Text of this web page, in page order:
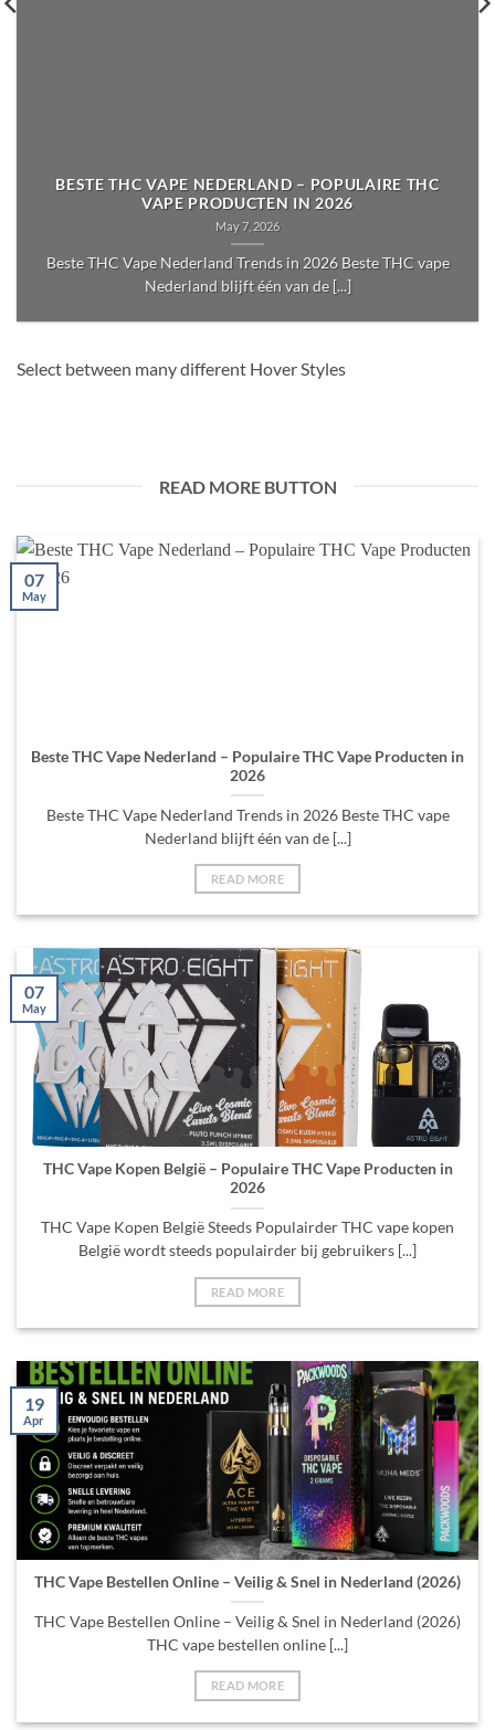
BESTE THC VAPE NEDERLAND – POPULAIRE THC
VAPE PRODUCTEN IN 2026
May 7, 2026
Beste THC Vape Nederland Trends in 2026 Beste THC vape
Nederland blijft één van de [...]
Select between many different Hover Styles
READ MORE BUTTON
Beste THC Vape Nederland – Populaire THC Vape Producten in
2026
Beste THC Vape Nederland Trends in 2026 Beste THC vape
Nederland blijft één van de [...]
READ MORE
07
May
THC Vape Kopen België – Populaire THC Vape Producten in
2026
THC Vape Kopen België Steeds Populairder THC vape kopen
België wordt steeds populairder bij gebruikers [...]
READ MORE
07
May
THC Vape Bestellen Online – Veilig & Snel in Nederland (2026)
THC Vape Bestellen Online – Veilig & Snel in Nederland (2026)
THC vape bestellen online [...]
READ MORE
19
Apr